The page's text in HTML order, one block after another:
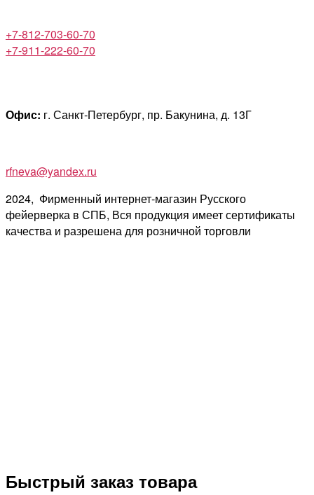
+7-812-703-60-70
+7-911-222-60-70
Офис: г. Санкт-Петербург, пр. Бакунина, д. 13Г
rfneva@yandex.ru
2024, Фирменный интернет-магазин Русского
фейерверка в СПБ, Вся продукция имеет сертификаты
качества и разрешена для розничной торговли
Быстрый заказ товара